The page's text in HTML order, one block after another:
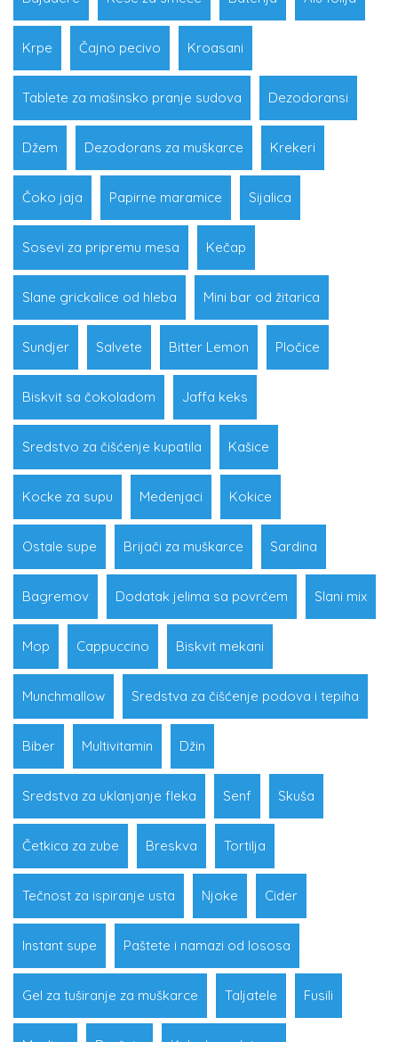
Krpe Čajno pecivo Kroasani
Tablete za mašinsko pranje sudova Dezodoransi
Džem Dezodorans za muškarce Krekeri
Čoko jaja Papirne maramice Sijalica
Sosevi za pripremu mesa Kečap
Slane grickalice od hleba Mini bar od žitarica
Sundjer Salvete Bitter Lemon Pločice
Biskvit sa čokoladom Jaffa keks
Sredstvo za čišćenje kupatila Kašice
Kocke za supu Medenjaci Kokice
Ostale supe Brijači za muškarce Sardina
Bagremov Dodatak jelima sa povrćem Slani mix
Mop Cappuccino Biskvit mekani
Munchmallow Sredstva za čišćenje podova i tepiha
Biber Multivitamin Džin
Sredstva za uklanjanje fleka Senf Skuša
Četkica za zube Breskva Tortilja
Tečnost za ispiranje usta Njoke Cider
Instant supe Paštete i namazi od lososa
Gel za tuširanje za muškarce Taljatele Fusili